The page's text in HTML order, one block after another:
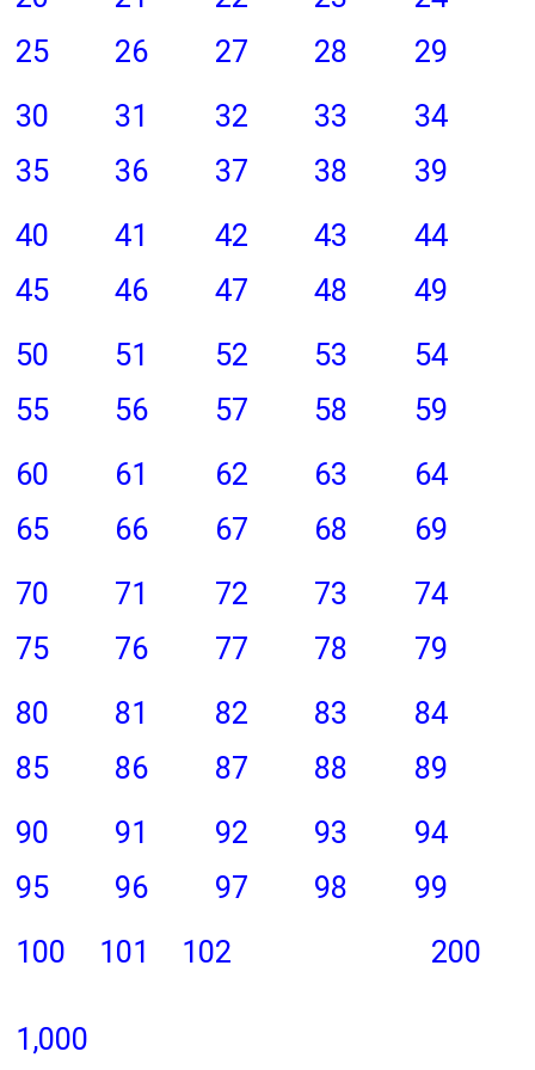
25
26 27 28
29
30
31 32 33
34
35
36 37 38
39
40
41 42 43
44
45
46 47 48
49
50
51 52 53
54
55
56 57 58
59
60
61 62 63
64
65
66 67 68
69
70
71 72 73
74
75
76 77 78
79
80
81 82 83
84
85
86 87 88
89
90
91 92 93
94
95
96 97 98
99
100
101 102 200
1,000